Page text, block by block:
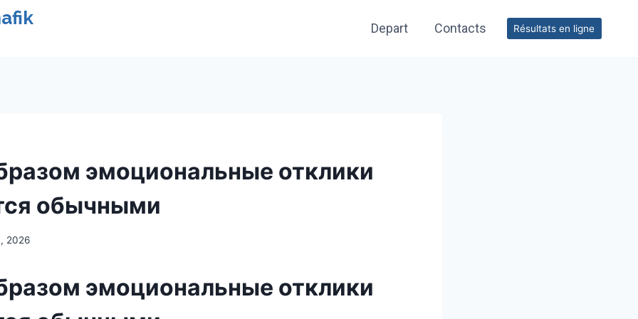
Depart Contacts Résultats en ligne
эмоциональные отклики
обычными
2026
эмоциональные отклики